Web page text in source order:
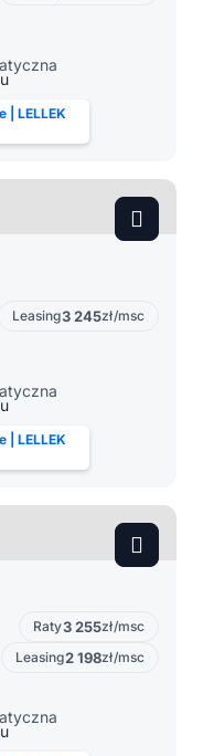
| LELLEK
Leasing3 245zł/msc
| LELLEK
Raty3 255zł/msc
Leasing2 198zł/msc